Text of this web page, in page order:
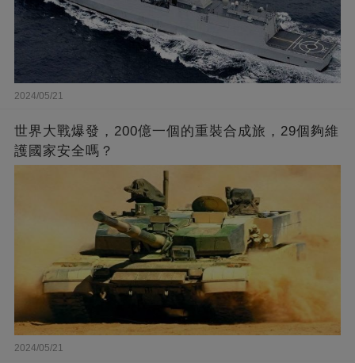
2024/05/21
世界大戰爆發，200億一個的重裝合成旅，29個夠維
護國家安全嗎？
2024/05/21